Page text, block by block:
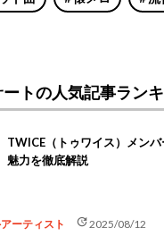
トの人気記事ラン
TWICE（トゥワイス）メンバ
魅力を徹底解説
ーティスト update2025/08/12